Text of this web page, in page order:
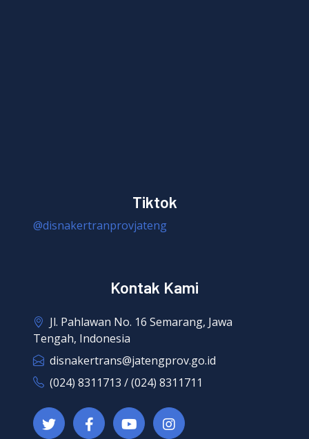
Tiktok
@disnakertranprovjateng
Kontak Kami
Jl. Pahlawan No. 16 Semarang, Jawa
Tengah, Indonesia
disnakertrans@jatengprov.go.id
(024) 8311713 / (024) 8311711